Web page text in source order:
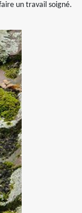
un travail soigné.